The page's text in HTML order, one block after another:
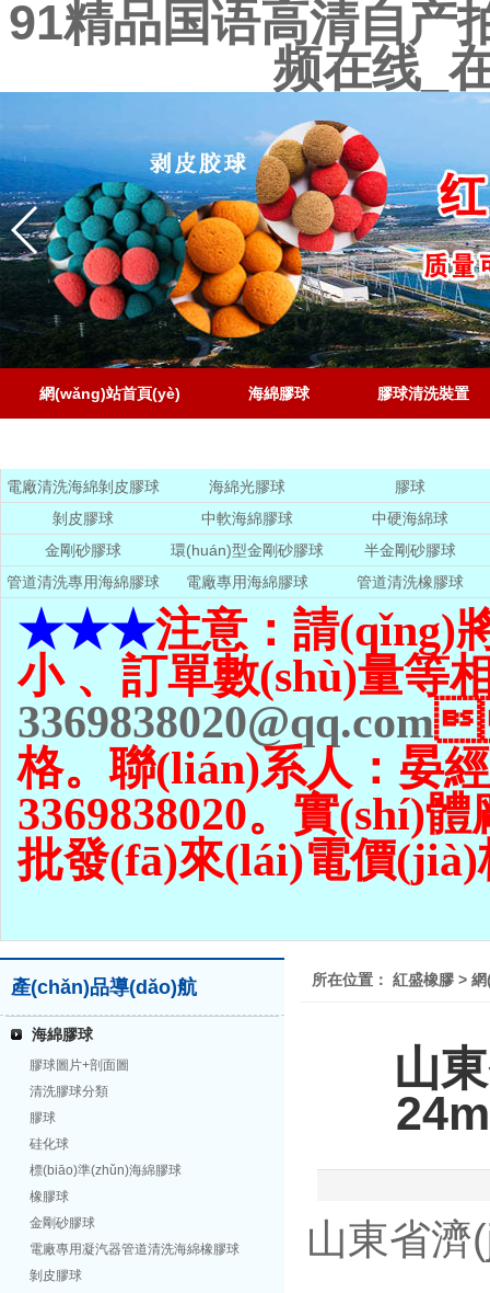
91精品国语高清自产
频在线_
網(wǎng)站首頁(yè) 海綿膠球 膠球清洗裝置
電廠清洗海綿剝皮膠球 海綿光膠球
膠球
剝皮膠球
中軟海綿膠球
中硬海綿球
金剛砂膠球
環(huán)型金剛砂膠球
半金剛砂膠球
管道清洗專用海綿膠球
電廠專用海綿膠球 管道清洗橡膠球
★★★注意：請(qǐng)
小 、訂單數(shù)量等
3369838020@qq.com
格。聯(lián)系人：晏
3369838020。實(shí)
批發(fā)來(lái)電價(jià)格
產(chǎn)品導(dǎo)航
海綿膠球
膠球圖片+剖面圖
清洗膠球分類
膠球
硅化球
標(biāo)準(zhǔn)海綿膠球
橡膠球
金剛砂膠球
電廠專用凝汽器管道清洗海綿橡膠球
剝皮膠球
所在位置： 紅盛橡膠 >
山
山東省濟